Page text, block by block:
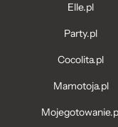
Elle.pl
Party.pl
Cocolita.pl
Mamotoja.pl